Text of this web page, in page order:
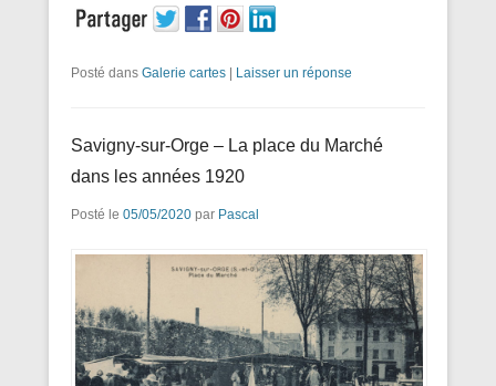
Posté dans Galerie cartes Laisser un réponse
Savigny-sur-Orge – La place du Marché
dans les années 1920
Posté le 05/05/2020 par Pascal